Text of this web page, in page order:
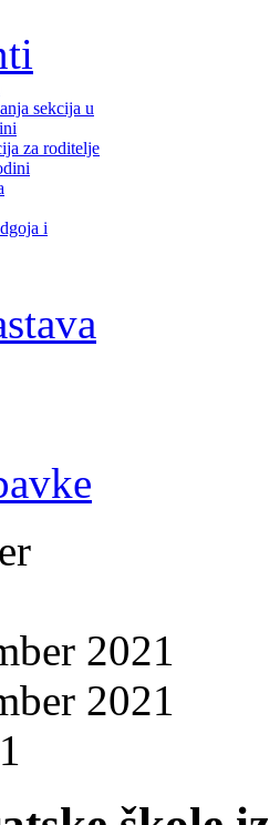
sekcija u
za roditelje
i
2021
2021